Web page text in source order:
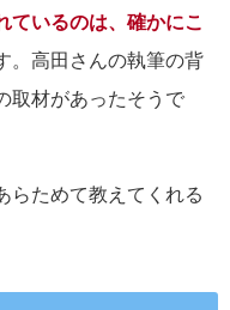
ているのは、確かにこ
。高田さんの執筆の背
取材があったそうで
らためて教えてくれる